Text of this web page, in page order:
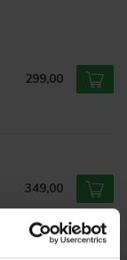
299,00
349,00